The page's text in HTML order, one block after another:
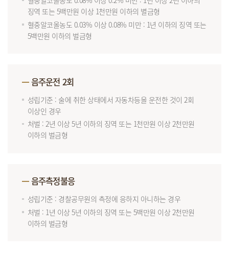
징역 또는 5백만원 이상 1천만원 이하의 별금형
혈중알코올농도 0.03% 이상 0.08% 미만 : 1년 이하의 징역 또는
5백만원 이하의 벌금형
음주운전 2회
성립기준 : 술에 취한 상태에서 자동차등을 운전한 것이 2회
이상인 경우
처벌 : 2년 이상 5년 이하의 징역 또는 1천만원 이상 2천만원
이하의 벌금형
음주측정불응
성립기준 : 경찰공무원의 측정에 응하지 아니하는 경우
처벌 : 1년 이상 5년 이하의 징역 또는 5백만원 이상 2천만원
이하의 벌금형